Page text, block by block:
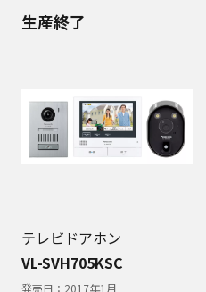
生産終了
テレビドアホン
VL-SVH705KSC
発売日： 2017年1月